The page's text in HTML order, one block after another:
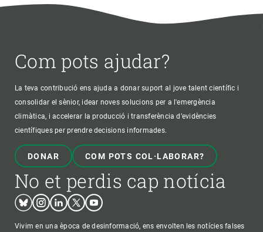
Com pots ajudar?
La teva contribució ens ajuda a donar suport al jove talent científic i
consolidar el sènior, idear noves solucions per a l'emergència
climàtica, i accelerar la producció i transferència d’evidències
científiques per prendre decisions informades.
DONAR COM POTS COL·LABORAR?
No et perdis cap notícia
BlueskyInstagram
LinkedinTwitterYoutube
Vivim en una època de desinformació, ens envolten les notícies falses